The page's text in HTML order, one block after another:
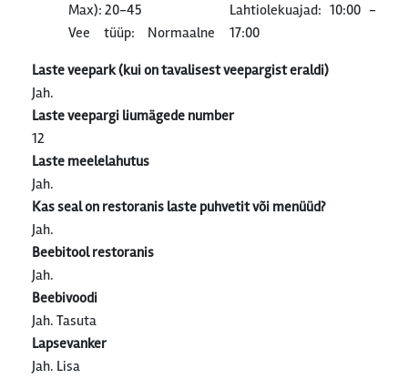
Max): 20-45
Vee tüüp: Normaalne
Lahtiolekuajad: 10:00 -
17:00
Laste veepark (kui on tavalisest veepargist eraldi)
Jah.
Laste veepargi liumägede number
12
Laste meelelahutus
Jah.
Kas seal on restoranis laste puhvetit või menüüd?
Jah.
Beebitool restoranis
Jah.
Beebivoodi
Jah. Tasuta
Lapsevanker
Jah. Lisa